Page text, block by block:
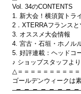
Vol. 34のCONTENTS
1. 新大会！横須賀トラ
2．XTERRAフランス
3. オススメ大会情報
4. 宮古・石垣・ホノル
5. 好評連載：ヘッド
♪ ショップスタッフより
△＝＝＝＝＝＝＝＝＝
ゴールデンウィークは